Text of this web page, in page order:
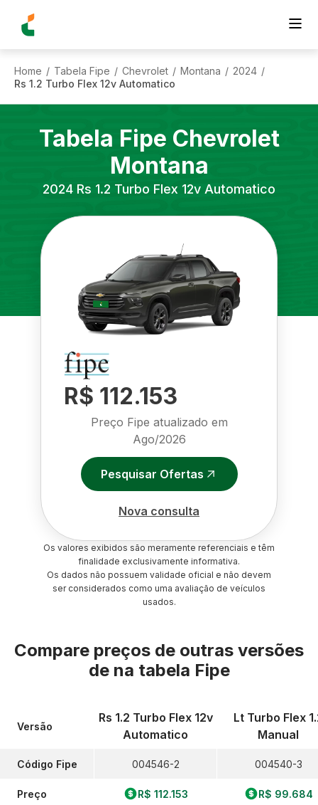
Home / Tabela Fipe / Chevrolet / Montana / 2024 /
Rs 1.2 Turbo Flex 12v Automatico
Tabela Fipe Chevrolet
Montana
2024 Rs 1.2 Turbo Flex 12v Automatico
R$ 112.153
Preço Fipe atualizado em
Ago/2026
Pesquisar Ofertas
Nova consulta
Os valores exibidos são meramente referenciais e têm
finalidade exclusivamente informativa.
Os dados não possuem validade oficial e não devem
ser considerados como uma avaliação de veículos
usados.
Compare preços de outras versões
de na tabela Fipe
Versão
Código Fipe
Preço
Rs 1.2 Turbo Flex 12v
Automatico
004546-2
R$ 112.153
Lt Turbo Flex
Manual
004540-3
R$ 99.684